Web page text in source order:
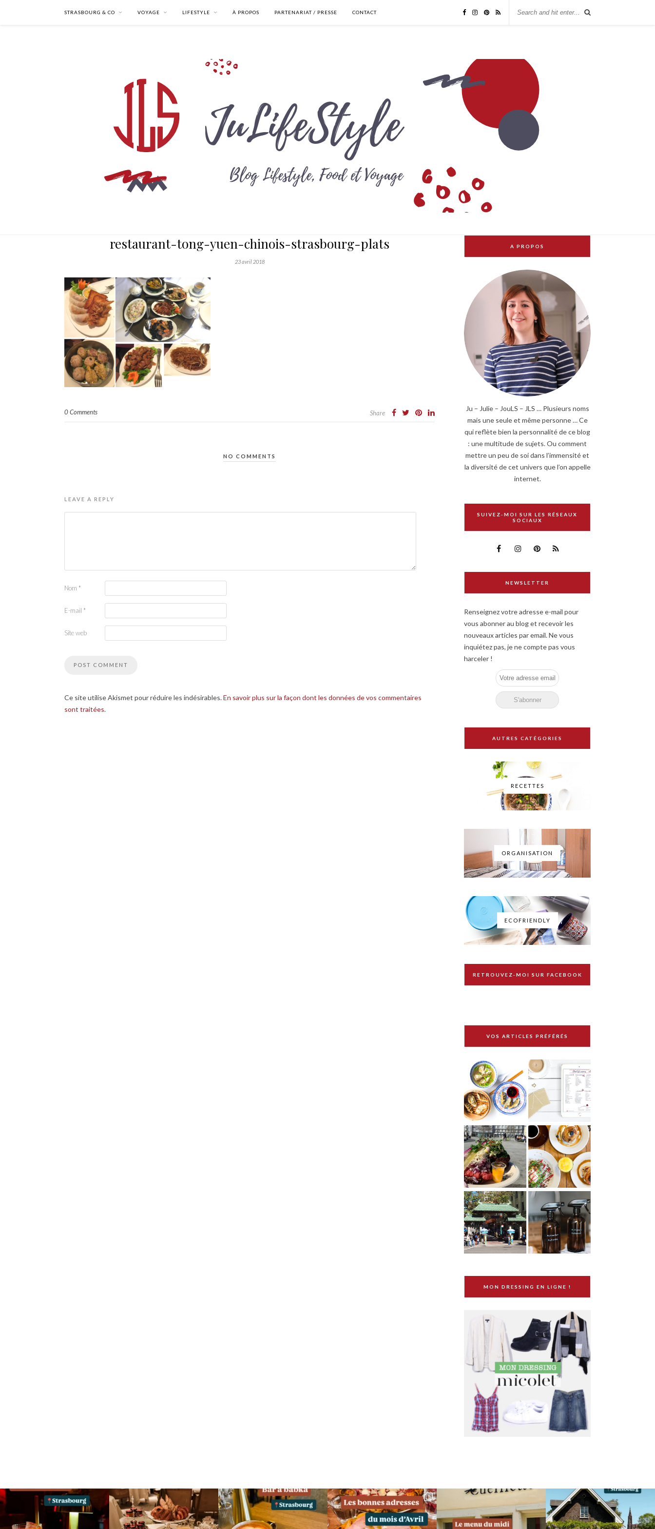
STRASBOURG & CO VOYAGE LIFESTYLE À PROPOS PARTENARIAT / PRESSE CONTACT
restaurant-tong-yuen-chinois-strasbourg-plats
23 avril 2018
0 Comments Share
NO COMMENTS
LEAVE A REPLY
Nom *
E-mail *
Site web
Ce site utilise Akismet pour réduire les indésirables.En savoir plus sur la façon dont les données de vos commentaires
sont traitées.
A PROPOS
Ju – Julie – JouLS – JLS … Plusieurs noms
mais une seule et même personne … Ce
qui reflète bien la personnalité de ce blog
: une multitude de sujets. Ou comment
mettre un peu de soi dans l’immensité et
la diversité de cet univers que l’on appelle
internet.
SUIVEZ-MOI SUR LES RÉSEAUX
SOCIAUX
NEWSLETTER
Renseignez votre adresse e-mail pour
vous abonner au blog et recevoir les
nouveaux articles par email. Ne vous
inquiétez pas, je ne compte pas vous
harceler !
AUTRES CATÉGORIES
RECETTES
ORGANISATION
ECOFRIENDLY
RETROUVEZ-MOI SUR FACEBOOK
VOS ARTICLES PRÉFÉRÉS
MON DRESSING EN LIGNE !